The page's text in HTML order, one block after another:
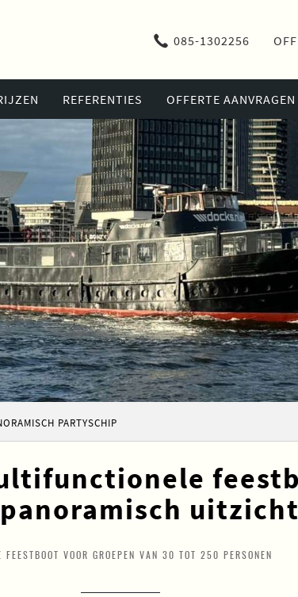
085-1302256
REFERENTIES OFFERTE AANVRAGEN
PARTYSCHIP
FEESTBOOT VOOR GROEPEN VAN 30 TOT 250 PERSONEN